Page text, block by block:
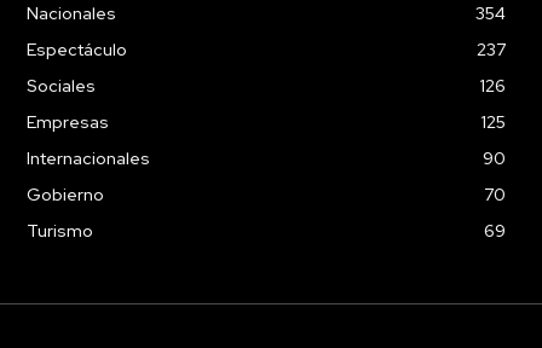
Nacionales
354
Espectáculo
237
Sociales
126
Empresas
125
Internacionales
90
Gobierno
70
Turismo
69